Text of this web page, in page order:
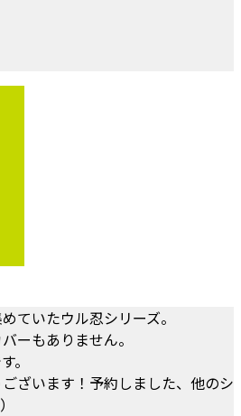
ていたウル忍シリーズ。
ーもありません。
。
ございます！予約しました、他のシ